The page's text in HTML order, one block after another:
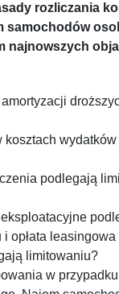
rozliczania
samochodów
najnowszych
kosztach
podlegają
opłata
limitowaniu?
w